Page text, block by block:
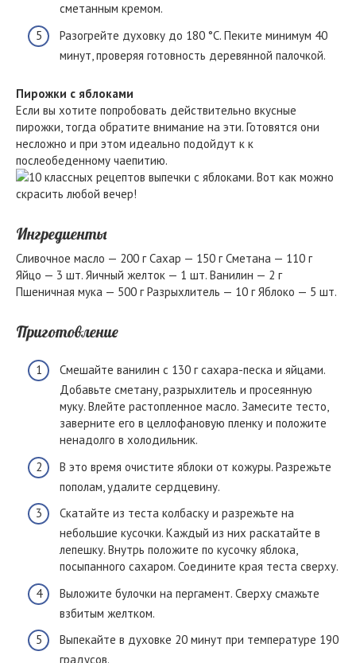
сметанным кремом.
Разогрейте духовку до 180 °C. Пеките минимум 40
минут, проверяя готовность деревянной палочкой.
Пирожки с яблоками
Если вы хотите попробовать действительно вкусные
пирожки, тогда обратите внимание на эти. Готовятся они
несложно и при этом идеально подойдут к к
послеобеденному чаепитию.
Ингредиенты
Сливочное масло — 200 г Сахар — 150 г Сметана — 110 г
Яйцо — 3 шт. Яичный желток — 1 шт. Ванилин — 2 г
Пшеничная мука — 500 г Разрыхлитель — 10 г Яблоко — 5 шт.
Приготовление
Смешайте ванилин с 130 г сахара-песка и яйцами.
Добавьте сметану, разрыхлитель и просеянную
муку. Влейте растопленное масло. Замесите тесто,
заверните его в целлофановую пленку и положите
ненадолго в холодильник.
В это время очистите яблоки от кожуры. Разрежьте
пополам, удалите сердцевину.
Скатайте из теста колбаску и разрежьте на
небольшие кусочки. Каждый из них раскатайте в
лепешку. Внутрь положите по кусочку яблока,
посыпанного сахаром. Соедините края теста сверху.
Выложите булочки на пергамент. Сверху смажьте
взбитым желтком.
Выпекайте в духовке 20 минут при температуре 190
градусов.